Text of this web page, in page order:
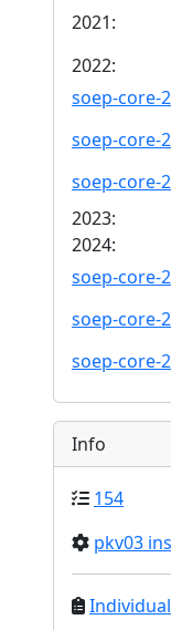
2021:
2022:
soep-core-
soep-core-
soep-core-
2023:
2024:
soep-core-
soep-core-
soep-core-
Info
154
pkv03
Individual